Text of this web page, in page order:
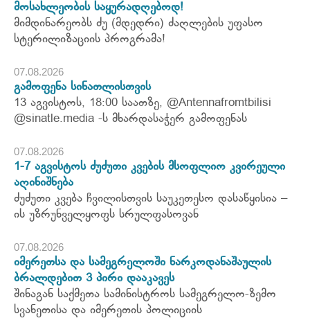
მოსახლეობის საყურადღებოდ!
მიმდინარეობს ძუ (მდედრი) ძაღლების უფასო
სტერილიზაციის პროგრამა!
07.08.2026
გამოფენა სინათლისთვის
13 აგვისტოს, 18:00 საათზე, @Antennafromtbilisi
@sinatle.media -ს მხარდასაჭერ გამოფენას
07.08.2026
1-7 აგვისტოს ძუძუთი კვების მსოფლიო კვირეული
აღინიშნება
ძუძუთი კვება ჩვილისთვის საუკეთესო დასაწყისია –
ის უზრუნველყოფს სრულფასოვან
07.08.2026
იმერეთსა და სამეგრელოში ნარკოდანაშაულის
ბრალდებით 3 პირი დააკავეს
შინაგან საქმეთა სამინისტროს სამეგრელო-ზემო
სვანეთისა და იმერეთის პოლიციის